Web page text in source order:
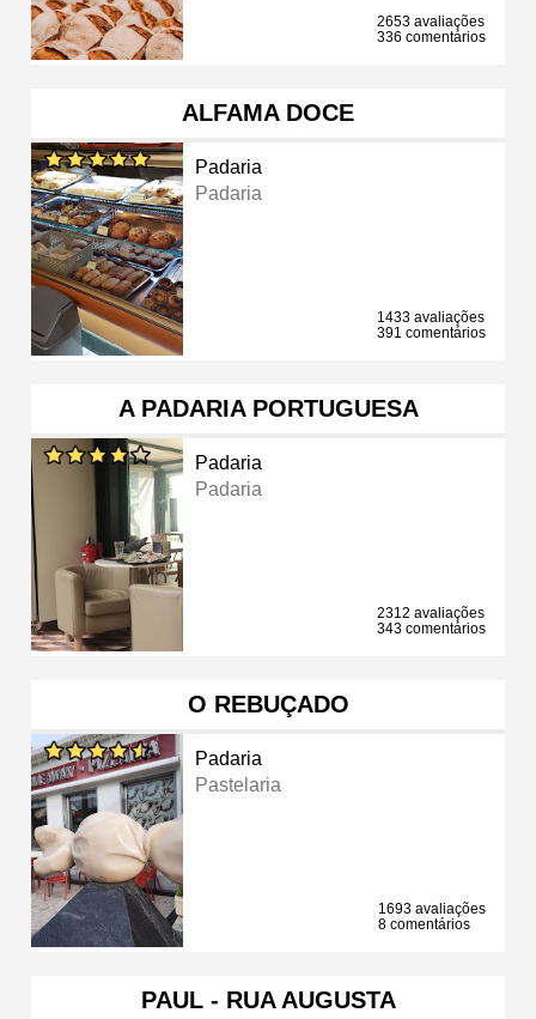
2653 avaliações
336 comentários
ALFAMA DOCE
Padaria
Padaria
1433 avaliações
391 comentários
A PADARIA PORTUGUESA
Padaria
Padaria
2312 avaliações
343 comentários
O REBUÇADO
Padaria
Pastelaria
1693 avaliações
8 comentários
PAUL - RUA AUGUSTA